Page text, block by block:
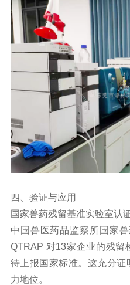
四、验证与应用
国家兽药残留基准实验室认
中国兽医药品监察所国家
QTRAP 对13家企业的残留
待上报国家标准。这充分
力地位。